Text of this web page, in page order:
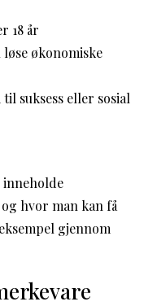
18 år
økonomiske
suksess eller sosial
hvor man kan få
gjennom